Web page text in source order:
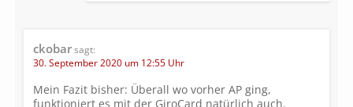
ckobarsagt:
30. September 2020 um 12:55 Uhr
Mein Fazit bisher: Überall wo vorher AP ging,
funktioniert es mit der GiroCard natürlich auch.